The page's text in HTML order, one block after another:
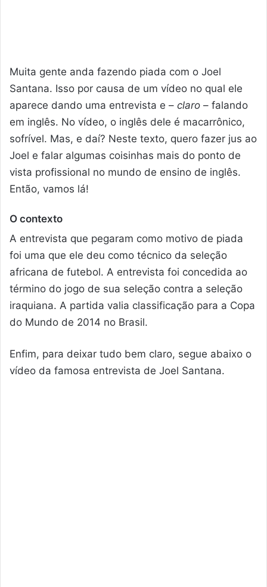
Muita gente anda fazendo piada com o Joel
Santana. Isso por causa de um vídeo no qual ele
aparece dando uma entrevista e – claro – falando
em inglês. No vídeo, o inglês dele é macarrônico,
sofrível. Mas, e daí? Neste texto, quero fazer jus ao
Joel e falar algumas coisinhas mais do ponto de
vista profissional no mundo de ensino de inglês.
Então, vamos lá!
O contexto
A entrevista que pegaram como motivo de piada
foi uma que ele deu como técnico da seleção
africana de futebol. A entrevista foi concedida ao
término do jogo de sua seleção contra a seleção
iraquiana. A partida valia classificação para a Copa
do Mundo de 2014 no Brasil.
Enfim, para deixar tudo bem claro, segue abaixo o
vídeo da famosa entrevista de Joel Santana.